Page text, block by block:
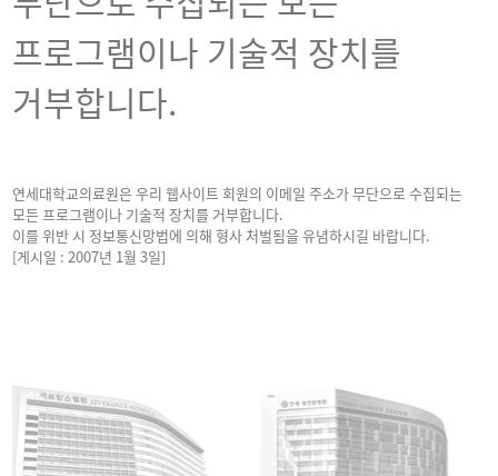
프로그램이나 기술적 장치를
거부합니다.
연세대학교의료원은 우리 웹사이트 회원의 이메일 주소가 무단으로 수집되는
모든 프로그램이나 기술적 장치를 거부합니다.
이를 위반 시 정보통신망법에 의해 형사 처벌됨을 유념하시길 바랍니다.
[게시일 : 2007년 1월 3일]